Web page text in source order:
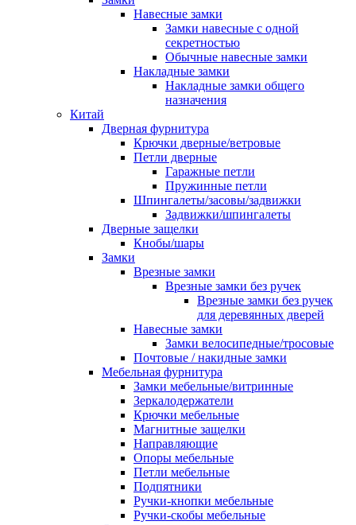
Навесные замки
Замки навесные с одной
секретностью
Обычные навесные замки
Накладные замки
Накладные замки общего
назначения
Китай
Дверная фурнитура
Крючки дверные/ветровые
Петли дверные
Гаражные петли
Пружинные петли
Шпингалеты/засовы/задвижки
Задвижки/шпингалеты
Дверные защелки
Кнобы/шары
Замки
Врезные замки
Врезные замки без ручек
Врезные замки без ручек
для деревянных дверей
Навесные замки
Замки велосипедные/тросовые
Почтовые / накидные замки
Мебельная фурнитура
Замки мебельные/витринные
Зеркалодержатели
Крючки мебельные
Магнитные защелки
Направляющие
Опоры мебельные
Петли мебельные
Подпятники
Ручки-кнопки мебельные
Ручки-скобы мебельные